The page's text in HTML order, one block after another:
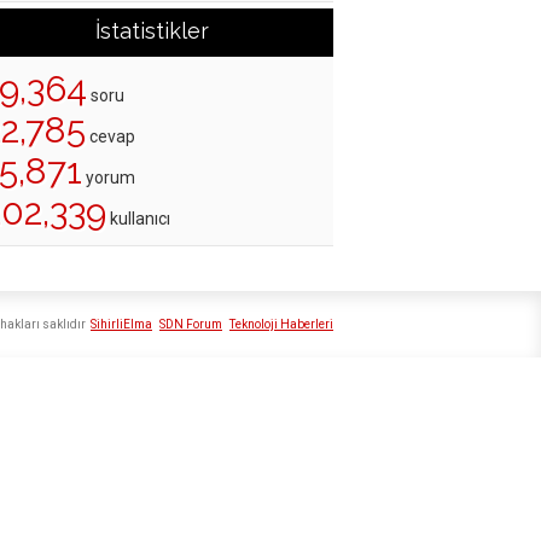
İstatistikler
soru
cevap
yorum
kullanıcı
SihirliElma SDN Forum Teknoloji Haberleri
saklıdır